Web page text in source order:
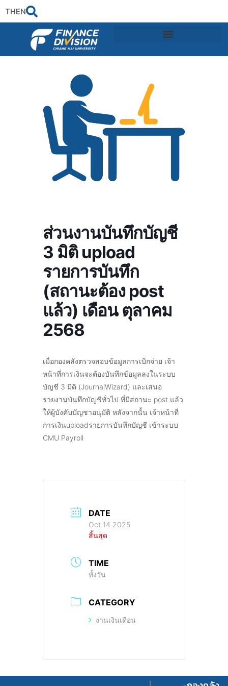
THEN
ส่วนงานบันทึกบัญชี
3 มิติ upload
รายการบันทึก
(สถานะต้อง post
แล้ว) เดือน ตุลาคม
2568
เมื่อกองคลังตรวจสอบข้อมูลการเบิกจ่าย เจ้า
หน้าที่การเงินจะต้องบันทึกข้อมูลลงในระบบ
บัญชี 3 มิติ (JournalWizard) และเสนอ
รายงานบันทึกบัญชีทั่วไป ที่มีสถานะ post แล้ว
ให้ผู้บังคับบัญชาอนุมัติ หลังจากนั้น เจ้าหน้าที่
การเงินuploadรายการบันทึกบัญชี เข้าระบบ
CMU Payroll
DATE
Oct 14 2025
สิ้นสุด
TIME
ทั้งวัน
CATEGORY
งานเงินเดือน